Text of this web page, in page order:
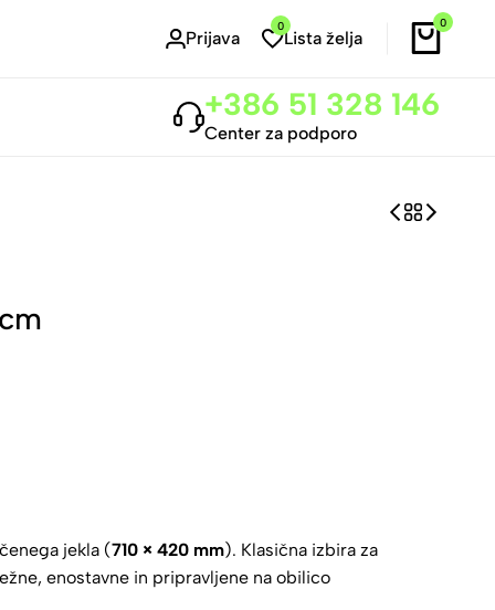
Prijava
0
Lista želja
0
+386 51 328 146
Center za podporo
jekla (710 × 420 mm). Klasična izbira za
enostavne in pripravljene na obilico